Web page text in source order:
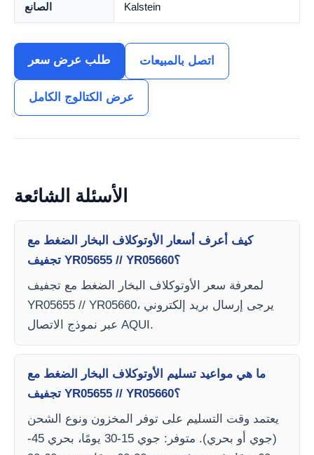
الصانع Kalstein
طلب عرض سعر اتصل بالمبيعات
عرض الكتالوج الكامل
الأسئلة الشائعة
كيف أعرف أسعار الأوتوكلاف البخار الضغط مع
تجفيف YR05655 // YR05660؟
لمعرفة سعر الأوتوكلاف البخار الضغط مع تجفيف
YR05655 // YR05660، يرجى إرسال بريد إلكتروني
عبر نموذج الاتصال AQUI.
ما هي مواعيد تسليم الأوتوكلاف البخار الضغط مع
تجفيف YR05655 // YR05660؟
يعتمد وقت التسليم على توفر المخزون ونوع الشحن
(جوي أو بحري). متوفر: جوي 15-30 يومًا، بحري 45-